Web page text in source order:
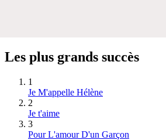
Les plus grands succès
1
Je M'appelle Hélène
2
Je t'aime
3
Pour L'amour D'un Garçon